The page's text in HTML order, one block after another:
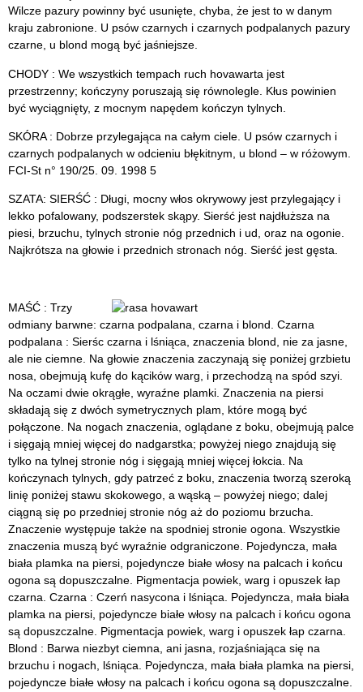
Wilcze pazury powinny być usunięte, chyba, że jest to w danym
kraju zabronione. U psów czarnych i czarnych podpalanych pazury
czarne, u blond mogą być jaśniejsze.
CHODY : We wszystkich tempach ruch hovawarta jest
przestrzenny; kończyny poruszają się równolegle. Kłus powinien
być wyciągnięty, z mocnym napędem kończyn tylnych.
SKÓRA : Dobrze przylegająca na całym ciele. U psów czarnych i
czarnych podpalanych w odcieniu błękitnym, u blond – w różowym.
FCI-St n° 190/25. 09. 1998 5
SZATA: SIERŚĆ : Długi, mocny włos okrywowy jest przylegający i
lekko pofalowany, podszerstek skąpy. Sierść jest najdłuższa na
piesi, brzuchu, tylnych stronie nóg przednich i ud, oraz na ogonie.
Najkrótsza na głowie i przednich stronach nóg. Sierść jest gęsta.
MAŚĆ : Trzy
odmiany barwne: czarna podpalana, czarna i blond. Czarna
podpalana : Sierśc czarna i lśniąca, znaczenia blond, nie za jasne,
ale nie ciemne. Na głowie znaczenia zaczynają się poniżej grzbietu
nosa, obejmują kufę do kącików warg, i przechodzą na spód szyi.
Na oczami dwie okrągłe, wyraźne plamki. Znaczenia na piersi
składają się z dwóch symetrycznych plam, które mogą być
połączone. Na nogach znaczenia, oglądane z boku, obejmują palce
i sięgają mniej więcej do nadgarstka; powyżej niego znajdują się
tylko na tylnej stronie nóg i sięgają mniej więcej łokcia. Na
kończynach tylnych, gdy patrzeć z boku, znaczenia tworzą szeroką
linię poniżej stawu skokowego, a wąską – powyżej niego; dalej
ciągną się po przedniej stronie nóg aż do poziomu brzucha.
Znaczenie występuje także na spodniej stronie ogona. Wszystkie
znaczenia muszą być wyraźnie odgraniczone. Pojedyncza, mała
biała plamka na piersi, pojedyncze białe włosy na palcach i końcu
ogona są dopuszczalne. Pigmentacja powiek, warg i opuszek łap
czarna. Czarna : Czerń nasycona i lśniąca. Pojedyncza, mała biała
plamka na piersi, pojedyncze białe włosy na palcach i końcu ogona
są dopuszczalne. Pigmentacja powiek, warg i opuszek łap czarna.
Blond : Barwa niezbyt ciemna, ani jasna, rozjaśniająca się na
brzuchu i nogach, lśniąca. Pojedyncza, mała biała plamka na piersi,
pojedyncze białe włosy na palcach i końcu ogona są dopuszczalne.